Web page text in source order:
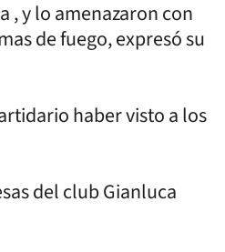
, y lo amenazaron con
de fuego, expresó su
haber visto a los
del club Gianluca